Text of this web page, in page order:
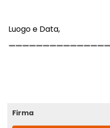
Luogo e Data,
Firma